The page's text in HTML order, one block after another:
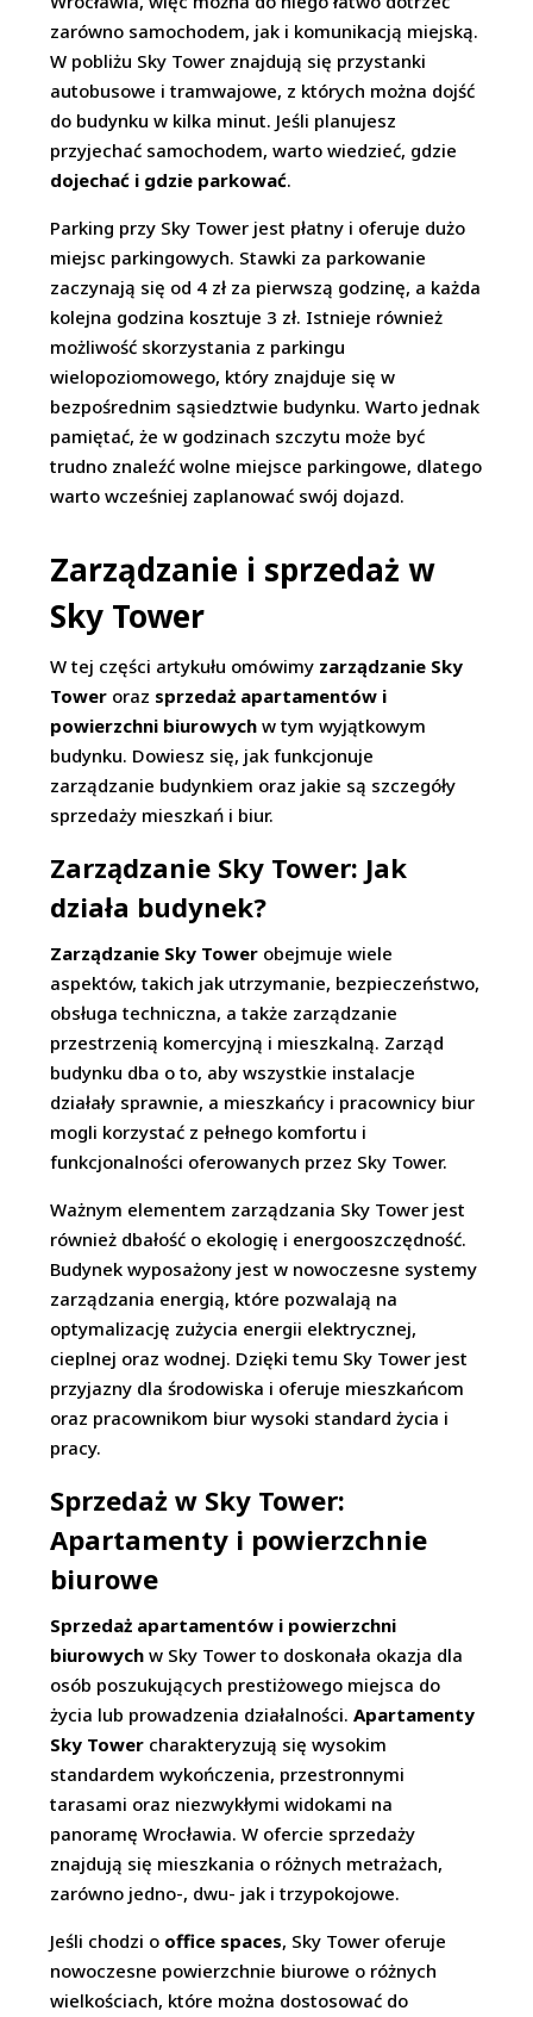
zarówno samochodem, jak i komunikacją miejską.
W pobliżu Sky Tower znajdują się przystanki
autobusowe i tramwajowe, z których można dojść
do budynku w kilka minut. Jeśli planujesz
przyjechać samochodem, warto wiedzieć, gdzie
dojechać i gdzie parkować.
Parking przy Sky Tower jest płatny i oferuje dużo
miejsc parkingowych. Stawki za parkowanie
zaczynają się od 4 zł za pierwszą godzinę, a każda
kolejna godzina kosztuje 3 zł. Istnieje również
możliwość skorzystania z parkingu
wielopoziomowego, który znajduje się w
bezpośrednim sąsiedztwie budynku. Warto jednak
pamiętać, że w godzinach szczytu może być
trudno znaleźć wolne miejsce parkingowe, dlatego
warto wcześniej zaplanować swój dojazd.
Zarządzanie i sprzedaż w
Sky Tower
W tej części artykułu omówimy zarządzanie Sky
Tower oraz sprzedaż apartamentów i
powierzchni biurowych w tym wyjątkowym
budynku. Dowiesz się, jak funkcjonuje
zarządzanie budynkiem oraz jakie są szczegóły
sprzedaży mieszkań i biur.
Zarządzanie Sky Tower: Jak
działa budynek?
Zarządzanie Sky Tower obejmuje wiele
aspektów, takich jak utrzymanie, bezpieczeństwo,
obsługa techniczna, a także zarządzanie
przestrzenią komercyjną i mieszkalną. Zarząd
budynku dba o to, aby wszystkie instalacje
działały sprawnie, a mieszkańcy i pracownicy biur
mogli korzystać z pełnego komfortu i
funkcjonalności oferowanych przez Sky Tower.
Ważnym elementem zarządzania Sky Tower jest
również dbałość o ekologię i energooszczędność.
Budynek wyposażony jest w nowoczesne systemy
zarządzania energią, które pozwalają na
optymalizację zużycia energii elektrycznej,
cieplnej oraz wodnej. Dzięki temu Sky Tower jest
przyjazny dla środowiska i oferuje mieszkańcom
oraz pracownikom biur wysoki standard życia i
pracy.
Sprzedaż w Sky Tower:
Apartamenty i powierzchnie
biurowe
Sprzedaż apartamentów i powierzchni
biurowych w Sky Tower to doskonała okazja dla
osób poszukujących prestiżowego miejsca do
życia lub prowadzenia działalności.Apartamenty
Sky Tower charakteryzują się wysokim
standardem wykończenia, przestronnymi
tarasami oraz niezwykłymi widokami na
panoramę Wrocławia. W ofercie sprzedaży
znajdują się mieszkania o różnych metrażach,
zarówno jedno-, dwu- jak i trzypokojowe.
Jeśli chodzi o office spaces, Sky Tower oferuje
nowoczesne powierzchnie biurowe o różnych
wielkościach, które można dostosować do